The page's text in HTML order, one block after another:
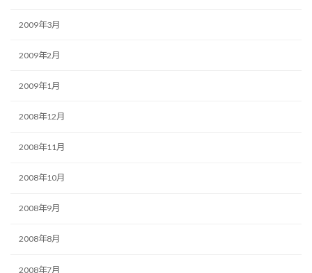
2009年3月
2009年2月
2009年1月
2008年12月
2008年11月
2008年10月
2008年9月
2008年8月
2008年7月